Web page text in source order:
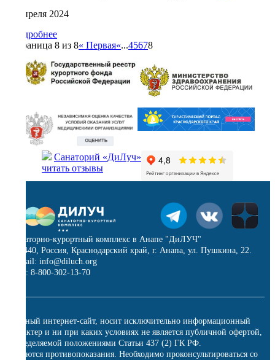
5 апреля 2024
Подробнее
Страница 8 из 8« Первая«...45678
Санаторий «ДиЛуч»
читать отзывы
Санаторно-курортный комплекс в Анапе "ДиЛУЧ"
353440, Россия, Краснодарский край, г. Анапа, ул. Пушкина, 22.
E-mail: info@diluch.org
Тел.: 8-800-302-13-70
Данный интернет-сайт, носит исключительно информационный
характер и ни при каких условиях не является публичной офертой,
определяемой положениями Статьи 437 (2) ГК РФ.
Имеются противопоказания. Необходимо проконсультироваться со